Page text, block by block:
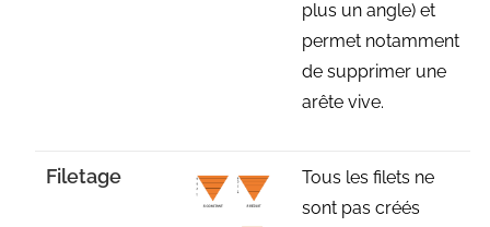
plus un angle) et
permet notamment
de supprimer une
arête vive.
Filetage
Tous les filets ne
sont pas créés